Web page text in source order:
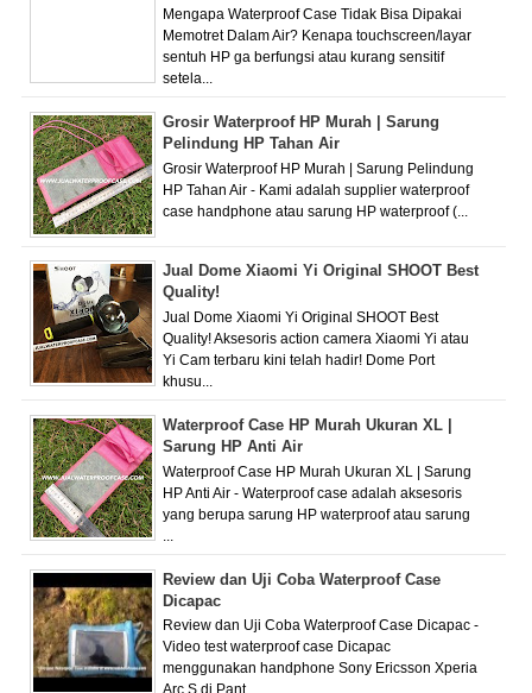
Mengapa Waterproof Case Tidak Bisa Dipakai
Memotret Dalam Air? Kenapa touchscreen/layar
sentuh HP ga berfungsi atau kurang sensitif
setela...
Grosir Waterproof HP Murah | Sarung
Pelindung HP Tahan Air
Grosir Waterproof HP Murah | Sarung Pelindung
HP Tahan Air - Kami adalah supplier waterproof
case handphone atau sarung HP waterproof (...
Jual Dome Xiaomi Yi Original SHOOT Best
Quality!
Jual Dome Xiaomi Yi Original SHOOT Best
Quality! Aksesoris action camera Xiaomi Yi atau
Yi Cam terbaru kini telah hadir! Dome Port
khusu...
Waterproof Case HP Murah Ukuran XL |
Sarung HP Anti Air
Waterproof Case HP Murah Ukuran XL | Sarung
HP Anti Air - Waterproof case adalah aksesoris
yang berupa sarung HP waterproof atau sarung
Review dan Uji Coba Waterproof Case
Dicapac
Review dan Uji Coba Waterproof Case Dicapac -
Video test waterproof case Dicapac
menggunakan handphone Sony Ericsson Xperia
Arc S di Pant...